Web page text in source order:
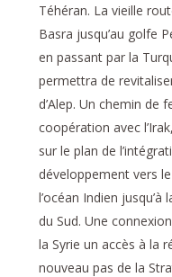
Téhéran. La vieille
Basra jusqu’au golfe
en passant par la
permettra de
d’Alep. Un chemin de
coopération avec
sur le plan de
développement vers
l’océan Indien
du Sud. Une
la Syrie un accès à la
nouveau pas de la